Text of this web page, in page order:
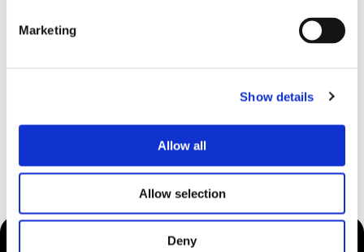
Marketing
Show details
Allow all
Allow selection
Deny
Sharper Shapeは、私たちの使命である電気事業
者の地域社会と事業利益の育成に合致する協会
の活動を心から信じ、積極的に支援していま
す。私たちのコミットメントは言葉だけではあ
りません。私たちは現場で、電力業界の未来に
実際的かつ積極的な影響を与えているのです。